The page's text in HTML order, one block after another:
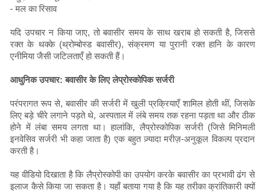
- मल का रिसाव
यदि उपचार न किया जाए, तो बवासीर समय के साथ खराब हो सकती है, जिससे
रक्त के थक्के (थ्रोम्बोस्ड बवासीर), संक्रमण या पुरानी रक्त हानि के कारण
एनीमिया जैसी जटिलताएँ हो सकती हैं।
आधुनिक उपचार: बवासीर के लिए लेप्रोस्कोपिक सर्जरी
परंपरागत रूप से, बवासीर की सर्जरी में खुली प्रक्रियाएँ शामिल होती थीं, जिसके
लिए बड़े चीरे लगाने पड़ते थे, अस्पताल में लंबे समय तक रहना पड़ता था और ठीक
होने में लंबा समय लगता था। हालांकि, लैप्रोस्कोपिक सर्जरी (जिसे मिनिमली
इनवेसिव सर्जरी भी कहा जाता है) एक बहुत ज़्यादा मरीज़-अनुकूल विकल्प प्रदान
करती है।
यह वीडियो दिखाता है कि लैप्रोस्कोपी का उपयोग करके बवासीर का प्रभावी ढंग से
इलाज कैसे किया जा सकता है। यहाँ बताया गया है कि यह तरीका क्रांतिकारी क्यों